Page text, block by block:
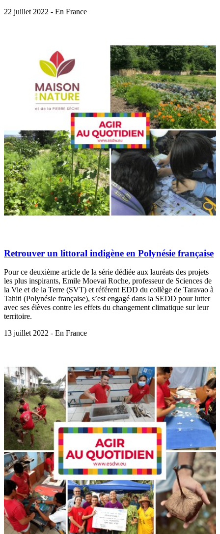
22 juillet 2022 - En France
Retrouver un littoral indigène en Polynésie française
Pour ce deuxième article de la série dédiée aux lauréats des projets
les plus inspirants, Emile Moevai Roche, professeur de Sciences de
la Vie et de la Terre (SVT) et référent EDD du collège de Taravao à
Tahiti (Polynésie française), s’est engagé dans la SEDD pour lutter
avec ses élèves contre les effets du changement climatique sur leur
territoire.
13 juillet 2022 - En France